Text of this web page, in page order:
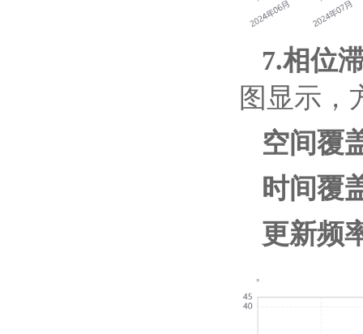
7.相位
图显示，
空间覆
时间覆
更新频